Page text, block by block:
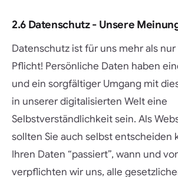
2.6 Datenschutz - Unsere
Datenschutz ist für uns mehr als
Pflicht! Persönliche Daten haben
und ein sorgfältiger Umgang mit
in unserer digitalisierten Welt eine
Selbstverständlichkeit sein. Als
sollten Sie auch selbst entscheiden
Ihren Daten “passiert”, wann und
verpflichten wir uns, alle